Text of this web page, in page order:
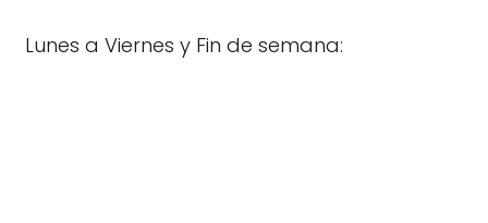
Lunes a Viernes y Fin de semana: